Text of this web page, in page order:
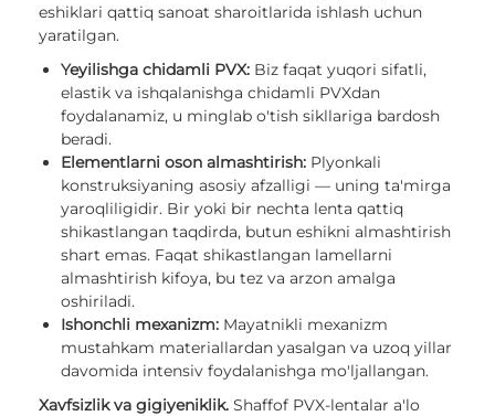
eshiklari qattiq sanoat sharoitlarida ishlash uchun
yaratilgan.
Yeyilishga chidamli PVX: Biz faqat yuqori sifatli,
elastik va ishqalanishga chidamli PVXdan
foydalanamiz, u minglab o'tish sikllariga bardosh
beradi.
Elementlarni oson almashtirish: Plyonkali
konstruksiyaning asosiy afzalligi — uning ta'mirga
yaroqliligidir. Bir yoki bir nechta lenta qattiq
shikastlangan taqdirda, butun eshikni almashtirish
shart emas. Faqat shikastlangan lamellarni
almashtirish kifoya, bu tez va arzon amalga
oshiriladi.
Ishonchli mexanizm: Mayatnikli mexanizm
mustahkam materiallardan yasalgan va uzoq yillar
davomida intensiv foydalanishga mo'ljallangan.
Xavfsizlik va gigiyeniklik. Shaffof PVX-lentalar a'lo